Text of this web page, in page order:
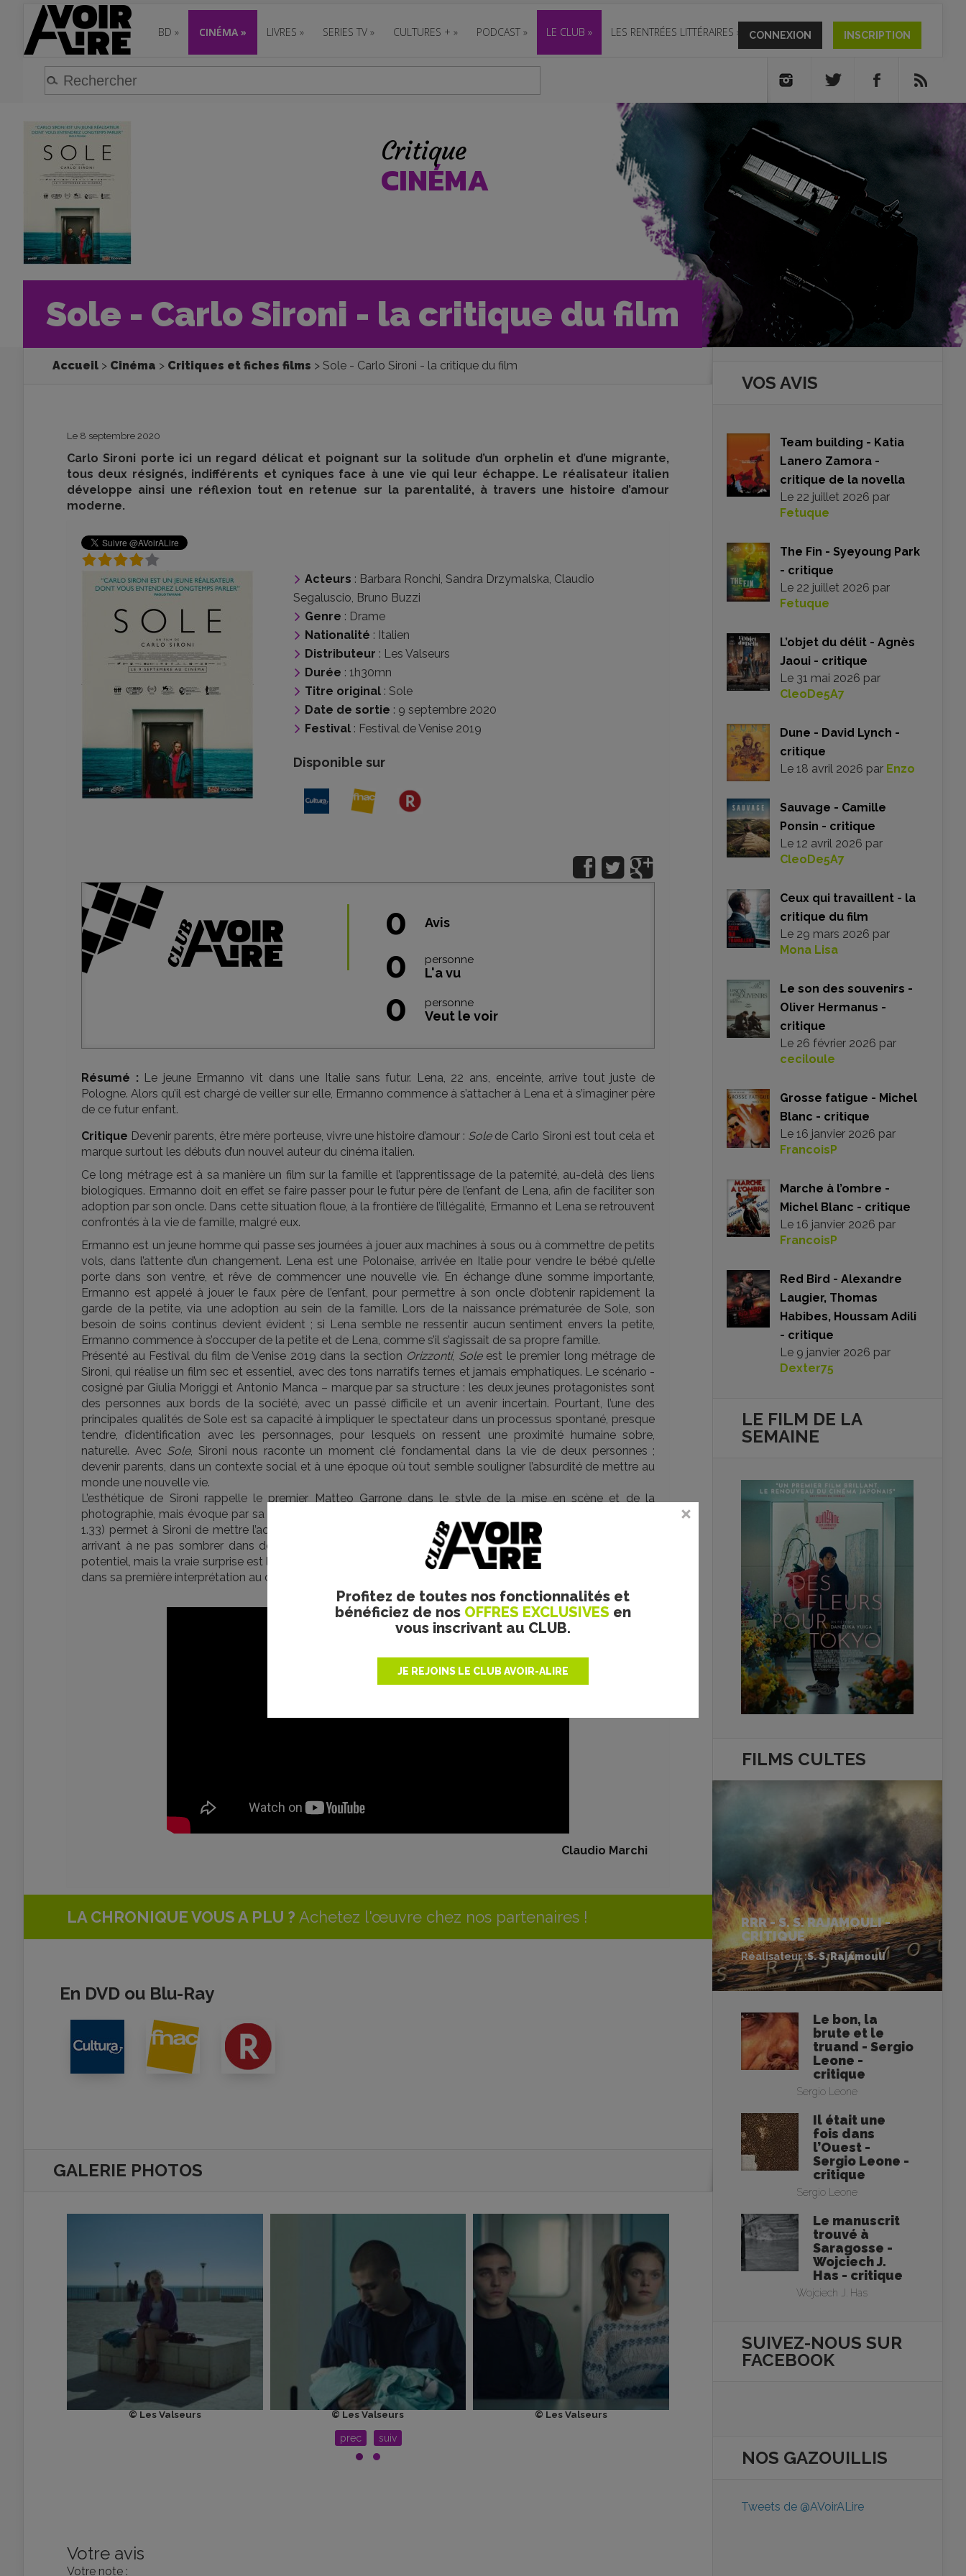
BD » CINÉMA » LIVRES » SERIES TV » CULTURES + » PODCAST » LE CLUB » LES RENTRÉES LITTÉRAIRES » CONNEXION INSCRIPTION
Profitez de toutes nos fonctionnalités et
bénéficiez de nos OFFRES EXCLUSIVES en
vous inscrivant au CLUB.
JE REJOINS LE CLUB AVOIR-ALIRE
Critique
CINÉMA
Sole - Carlo Sironi - la critique du film
Accueil Cinéma Critiques et fiches films Sole - Carlo Sironi - la critique du film
Le 8 septembre 2020
Carlo Sironi porte ici un regard délicat et poignant sur la solitude d’un orphelin et d’une migrante,
tous deux résignés, indifférents et cyniques face à une vie qui leur échappe. Le réalisateur italien
développe ainsi une réflexion tout en retenue sur la parentalité, à travers une histoire d’amour
moderne.
Acteurs : Barbara Ronchi, Sandra Drzymalska, Claudio
Segaluscio, Bruno Buzzi
Genre : Drame
Nationalité : Italien
Distributeur : Les Valseurs
Durée : 1h30mn
Titre original : Sole
Date de sortie : 9 septembre 2020
Festival : Festival de Venise 2019
Disponible sur
0 Avis
0 personne
L'a vu
0 personne
Veut le voir
Résumé : Le jeune Ermanno vit dans une Italie sans futur. Lena, 22 ans, enceinte, arrive tout juste de
Pologne. Alors qu’il est chargé de veiller sur elle, Ermanno commence à s’attacher à Lena et à s’imaginer père
de ce futur enfant.
Critique Devenir parents, être mère porteuse, vivre une histoire d’amour : Solede Carlo Sironi est tout cela et
marque surtout les débuts d’un nouvel auteur du cinéma italien.
Ce long métrage est à sa manière un film sur la famille et l’apprentissage de la paternité, au-delà des liens
biologiques. Ermanno doit en effet se faire passer pour le futur père de l’enfant de Lena, afin de faciliter son
adoption par son oncle. Dans cette situation floue, à la frontière de l’illégalité, Ermanno et Lena se retrouvent
confrontés à la vie de famille, malgré eux.
Ermanno est un jeune homme qui passe ses journées à jouer aux machines à sous ou à commettre de petits
vols, dans l’attente d’un changement. Lena est une Polonaise, arrivée en Italie pour vendre le bébé qu’elle
porte dans son ventre, et rêve de commencer une nouvelle vie. En échange d’une somme importante,
Ermanno est appelé à jouer le faux père de l’enfant, pour permettre à son oncle d’obtenir rapidement la
garde de la petite, via une adoption au sein de la famille. Lors de la naissance prématurée de Sole, son
besoin de soins continus devient évident ; si Lena semble ne ressentir aucun sentiment envers la petite,
Ermanno commence à s’occuper de la petite et de Lena, comme s’il s’agissait de sa propre famille.
Présenté au Festival du film de Venise 2019 dans la section Orizzonti, Soleest le premier long métrage de
Sironi, qui réalise un film sec et essentiel, avec des tons narratifs ternes et jamais emphatiques. Le scénario -
cosigné par Giulia Moriggi et Antonio Manca – marque par sa structure : les deux jeunes protagonistes sont
des personnes aux bords de la société, avec un passé difficile et un avenir incertain. Pourtant, l’une des
principales qualités de Sole est sa capacité à impliquer le spectateur dans un processus spontané, presque
tendre, d’identification avec les personnages, pour lesquels on ressent une proximité humaine sobre,
naturelle. Avec Sole, Sironi nous raconte un moment clé fondamental dans la vie de deux personnes ;
devenir parents, dans un contexte social et à une époque où tout semble souligner l’absurdité de mettre au
monde une nouvelle vie.
L’esthétique de Sironi rappelle le premier Matteo Garrone dans le style de la mise en scène et de la
photographie, mais évoque par sa narration certains récits des frères Dardenne. L’utilisation du ratio 4/3 (1 :
1.33) permet à Sironi de mettre l’accent sur ses personnages, dont sa caméra ne se sépare jamais, tout en
arrivant à ne pas sombrer dans des excès maniéristes. La jeune Sandra Drzymalska confirme son grand
potentiel, mais la vraie surprise est la révélation du talent de Claudio Segaluscio, acteur non professionnel, ici
dans sa première interprétation au cinéma.
Claudio Marchi
LA CHRONIQUE VOUS A PLU ? Achetez l'œuvre chez nos partenaires !
En DVD ou Blu-Ray
GALERIE PHOTOS
© Les Valseurs © Les Valseurs © Les Valseurs
prec suiv
Votre avis
Votre note :
VOS AVIS
Team building - Katia
Lanero Zamora -
critique de la novella
Le 22 juillet 2026 par
Fetuque
The Fin - Syeyoung Park
- critique
Le 22 juillet 2026 par
Fetuque
L’objet du délit - Agnès
Jaoui - critique
Le 31 mai 2026 par
CleoDe5A7
Dune - David Lynch -
critique
Le 18 avril 2026 par Enzo
Sauvage - Camille
Ponsin - critique
Le 12 avril 2026 par
CleoDe5A7
Ceux qui travaillent - la
critique du film
Le 29 mars 2026 par
Mona Lisa
Le son des souvenirs -
Oliver Hermanus -
critique
Le 26 février 2026 par
ceciloule
Grosse fatigue - Michel
Blanc - critique
Le 16 janvier 2026 par
FrancoisP
Marche à l’ombre -
Michel Blanc - critique
Le 16 janvier 2026 par
FrancoisP
Red Bird - Alexandre
Laugier, Thomas
Habibes, Houssam Adili
- critique
Le 9 janvier 2026 par
Dexter75
LE FILM DE LA
SEMAINE
FILMS CULTES
RRR - S. S. RAJAMOULI -
CRITIQUE
Réalisateur :S. S. Rajamouli
Le bon, la
brute et le
truand - Sergio
Leone -
critique
Sergio Leone
Il était une
fois dans
l’Ouest -
Sergio Leone -
critique
Sergio Leone
Le manuscrit
trouvé à
Saragosse -
Wojciech J.
Has - critique
Wojciech J. Has
SUIVEZ-NOUS SUR
FACEBOOK
NOS GAZOUILLIS
Tweets de @AVoirALire